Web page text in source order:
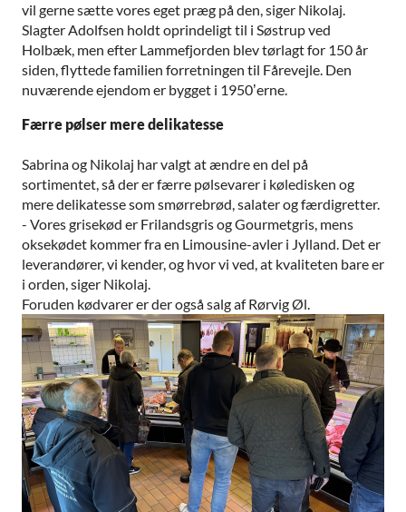
vil gerne sætte vores eget præg på den, siger Nikolaj.
Slagter Adolfsen holdt oprindeligt til i Søstrup ved
Holbæk, men efter Lammefjorden blev tørlagt for 150 år
siden, flyttede familien forretningen til Fårevejle. Den
nuværende ejendom er bygget i 1950’erne.
Færre pølser mere delikatesse
Sabrina og Nikolaj har valgt at ændre en del på
sortimentet, så der er færre pølsevarer i køledisken og
mere delikatesse som smørrebrød, salater og færdigretter.
- Vores grisekød er Frilandsgris og Gourmetgris, mens
oksekødet kommer fra en Limousine-avler i Jylland. Det er
leverandører, vi kender, og hvor vi ved, at kvaliteten bare er
i orden, siger Nikolaj.
Foruden kødvarer er der også salg af Rørvig Øl.